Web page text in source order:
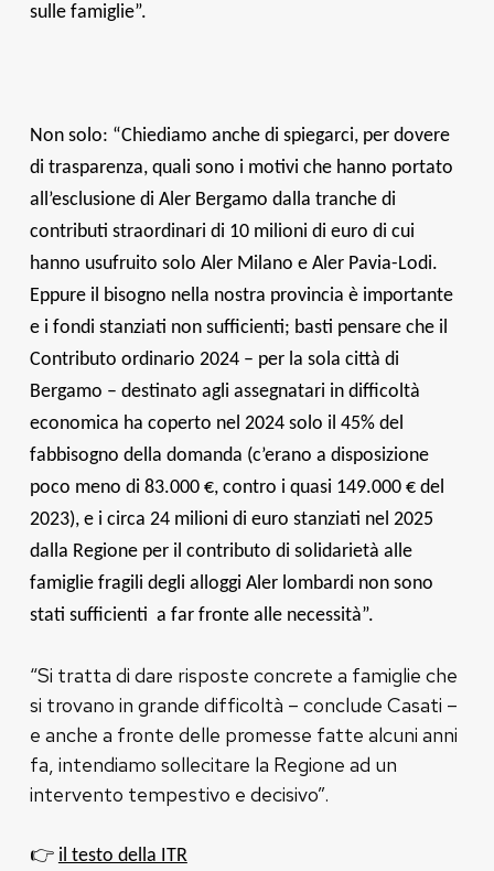
sulle famiglie”.
Non solo: “Chiediamo anche di spiegarci, per dovere
di trasparenza, quali sono i motivi che hanno portato
all’esclusione di Aler Bergamo dalla tranche di
contributi straordinari di 10 milioni di euro di cui
hanno usufruito solo Aler Milano e Aler Pavia-Lodi.
Eppure il bisogno nella nostra provincia è importante
e i fondi stanziati non sufficienti; basti pensare che il
Contributo ordinario 2024 – per la sola città di
Bergamo – destinato agli assegnatari in difficoltà
economica ha coperto nel 2024 solo il 45% del
fabbisogno della domanda (c’erano a disposizione
poco meno di 83.000 €, contro i quasi 149.000 € del
2023), e i circa 24 milioni di euro stanziati nel 2025
dalla Regione per il contributo di solidarietà alle
famiglie fragili degli alloggi Aler lombardi non sono
stati sufficienti a far fronte alle necessità”.
“Si tratta di dare risposte concrete a famiglie che
si trovano in grande difficoltà – conclude Casati –
e anche a fronte delle promesse fatte alcuni anni
fa, intendiamo sollecitare la Regione ad un
intervento tempestivo e decisivo”.
👉 il testo della ITR